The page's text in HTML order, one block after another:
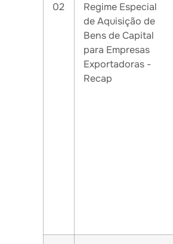
02
Regime Especial
de Aquisição de
Bens de Capital
para Empresas
Exportadoras -
Recap